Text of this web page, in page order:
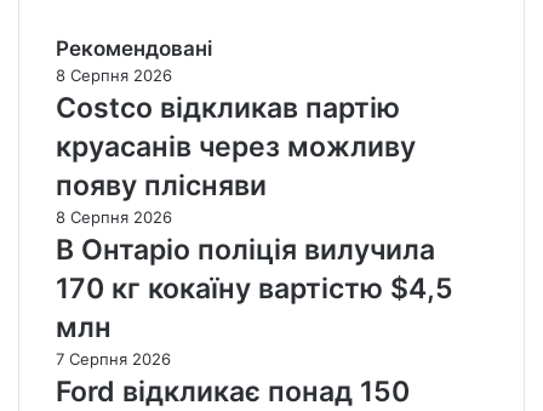
Рекомендовані
8 Серпня 2026
Costco відкликав партію
круасанів через можливу
появу плісняви
8 Серпня 2026
В Онтаріо поліція вилучила
170 кг кокаїну вартістю $4,5
млн
7 Серпня 2026
Ford відкликає понад 150